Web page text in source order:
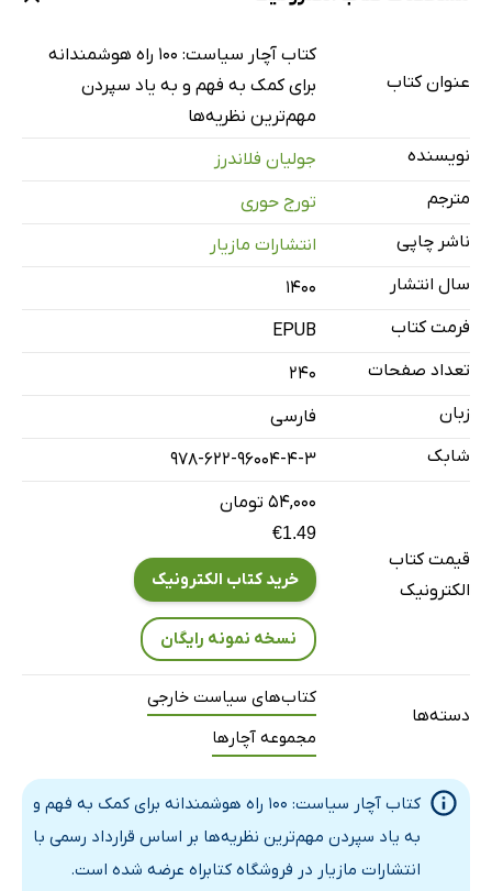
2: جامعه ی «شایسته»
4: جمهوریت افلاطون
8: نظریه ی جنگ عادلانه
9: کلیسا و حکومت
10: هنر رهبری
13: روح القوانین
16: مقالات فدرالیستی
20: جستجوی شادمانی
22: عصر نهایت ها
ایدئولوژی‌های سیاسی
عنوان کتاب
کتاب آچار سیاست: 100 راه هوشمندانه
برای کمک به فهم و به یاد سپردن
مهم‌ترین نظریه‌ها
نویسنده
جولیان فلاندرز
مترجم
تورج حوری
ناشر چاپی
انتشارات مازیار
سال انتشار
۱۴۰۰
فرمت کتاب
EPUB
تعداد صفحات
240
زبان
فارسی
شابک
978-622-96004-4-3
قیمت کتاب
الکترونیک
۵۴,۰۰۰ تومان
€1.49
خرید کتاب الکترونیک
نسخه نمونه رایگان
دسته‌ها
کتاب‌های سیاست خارجی
مجموعه آچارها
کتاب آچار سیاست: 100 راه هوشمندانه برای کمک به فهم و
به یاد سپردن مهم‌ترین نظریه‌ها بر اساس قرارداد رسمی با
انتشارات مازیار در فروشگاه کتابراه عرضه شده است.